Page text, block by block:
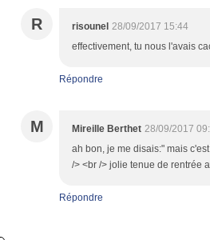
R risounel 28/09/2017 15:44
effectivement, tu nous l'avais
Répondre
M Mireille Berthet 28/09/2017
ah bon, je me disais:" mais
/> <br /> jolie tenue de rentrée
Répondre